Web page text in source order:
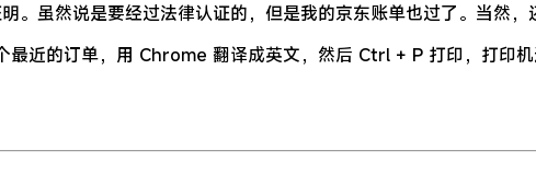
。虽然说是要经过法律认证的，但是我的京东账单也过了。当然
最近的订单，用 Chrome 翻译成英文，然后 Ctrl + P 打印，打